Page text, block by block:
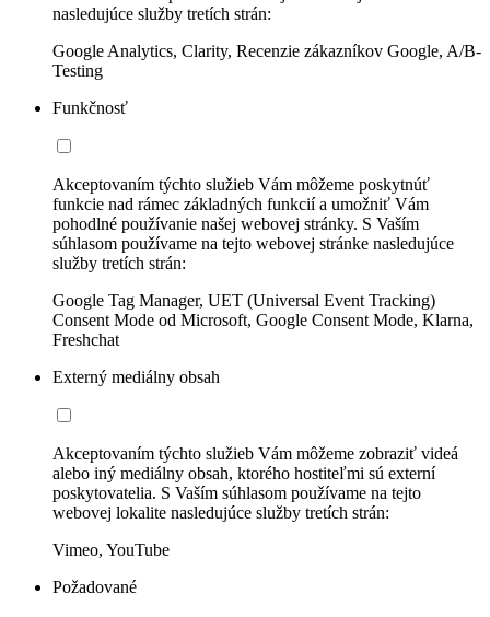
nasledujúce služby tretích strán:
Google Analytics, Clarity, Recenzie zákazníkov Google, A/B-
Testing
Funkčnosť
Akceptovaním týchto služieb Vám môžeme poskytnúť
funkcie nad rámec základných funkcií a umožniť Vám
pohodlné používanie našej webovej stránky. S Vaším
súhlasom používame na tejto webovej stránke nasledujúce
služby tretích strán:
Google Tag Manager, UET (Universal Event Tracking)
Consent Mode od Microsoft, Google Consent Mode, Klarna,
Freshchat
Externý mediálny obsah
Akceptovaním týchto služieb Vám môžeme zobraziť videá
alebo iný mediálny obsah, ktorého hostiteľmi sú externí
poskytovatelia. S Vaším súhlasom používame na tejto
webovej lokalite nasledujúce služby tretích strán:
Vimeo, YouTube
Požadované